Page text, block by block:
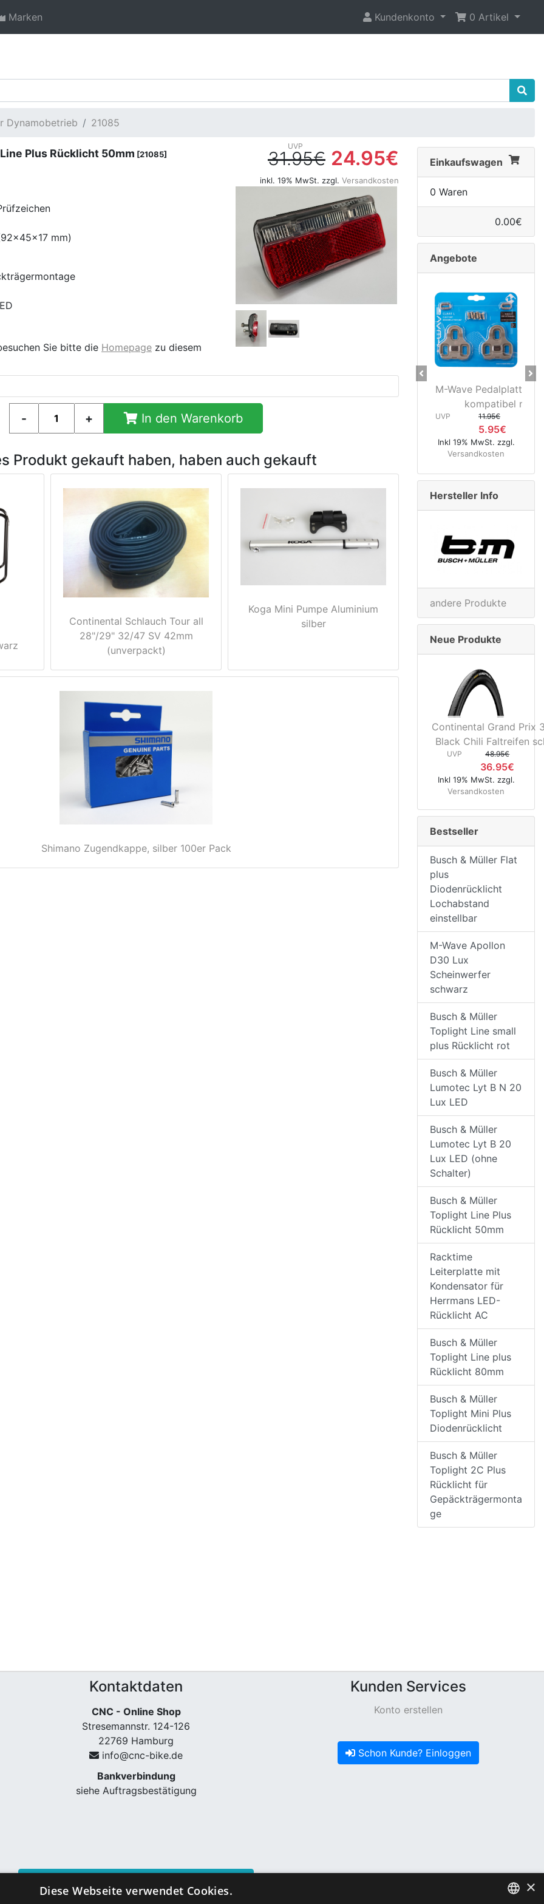
Marken Kundenkonto 0 Artikel
Dynamobetrieb 21085
Plus Rücklicht 50mm [21085] 31.95€ 24.95€
inkl. 19% MwSt. zzgl. Versandkosten
92x45x17 mm)
Sie bitte die Homepage zu diesem
In den Warenkorb
Produkt gekauft haben, haben auch gekauft
Continental Schlauch Tour all
28"/29" 32/47 SV 42mm
(unverpackt)
Koga Mini Pumpe Aluminium
silber
Shimano Zugendkappe, silber 100er Pack
Einkaufswagen
0 Waren
0.00€
Angebote
M-Wave Pedalplatten grau 5°
kompatibel mit...
11.95€
Inkl 19% MwSt. zzgl.
Versandkosten
UVP
Inkl 19%
Previous
Hersteller Info
andere Produkte
Neue Produkte
Continental Grand Prix
Black Chili Faltreifen
UVP 48.95€
36.95€
Inkl 19% MwSt. zzgl.
Versandkosten
Bestseller
Busch & Müller Flat
plus
Diodenrücklicht
Lochabstand
einstellbar
M-Wave Apollon
D30 Lux
Scheinwerfer
schwarz
Busch & Müller
Toplight Line small
plus Rücklicht rot
Busch & Müller
Lumotec Lyt B N 20
Lux LED
Busch & Müller
Lumotec Lyt B 20
Lux LED (ohne
Schalter)
Busch & Müller
Toplight Line Plus
Rücklicht 50mm
Racktime
Leiterplatte mit
Kondensator für
Herrmans LED-
Rücklicht AC
Busch & Müller
Toplight Line plus
Rücklicht 80mm
Busch & Müller
Toplight Mini Plus
Diodenrücklicht
Busch & Müller
Toplight 2C Plus
Rücklicht für
Gepäckträgermonta
ge
Kontaktdaten
CNC - Online Shop
Stresemannstr. 124-126
22769 Hamburg
info@cnc-bike.de
Bankverbindung
siehe Auftragsbestätigung
Kunden Services
Konto erstellen
Schon Kunde? Einloggen
×
Diese Webseite verwendet Cookies.